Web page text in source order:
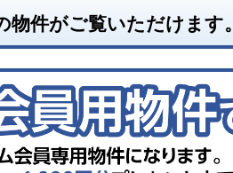
物件がご覧いただけます。